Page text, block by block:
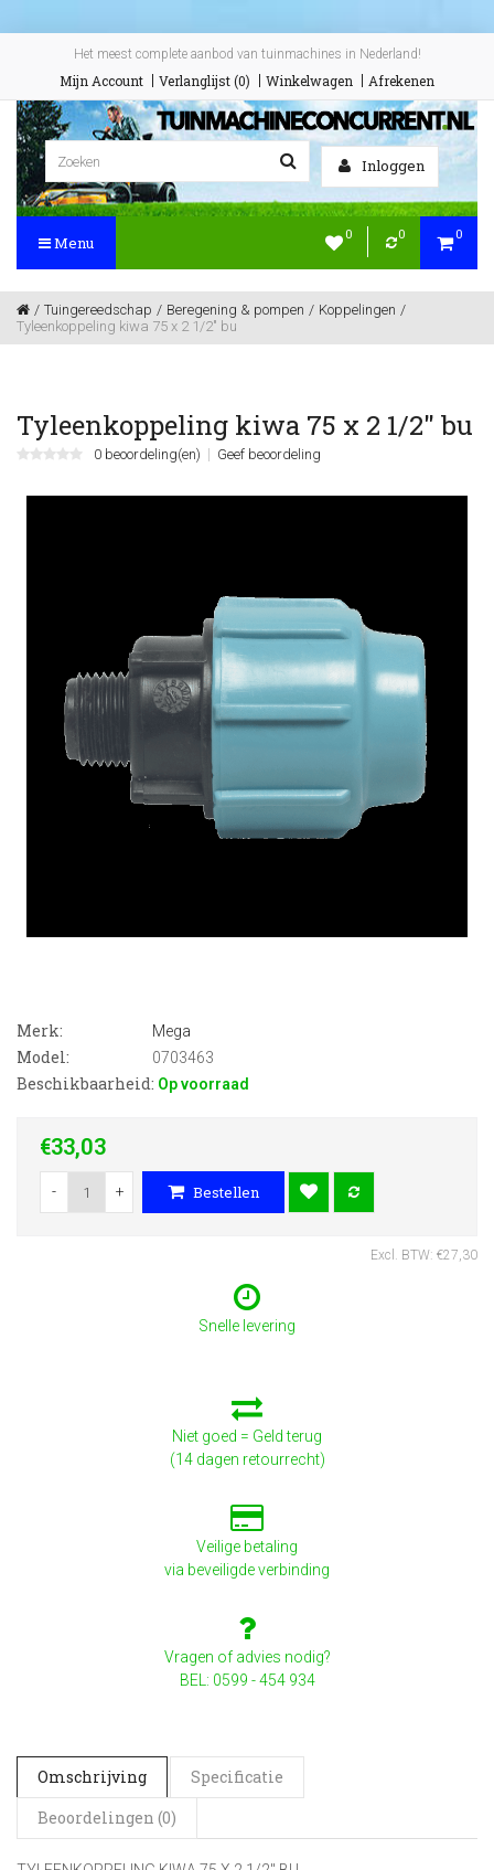
Het meest complete aanbod van tuinmachines in Nederland!
Mijn Account Verlanglijst (0) Winkelwagen Afrekenen
Inloggen
0 0 0
Menu
Tuingereedschap Beregening & pompen
Koppelingen
Tyleenkoppeling kiwa 75 x 2 1/2" bu
Tyleenkoppeling kiwa 75 x 2 1/2" bu
0 beoordeling(en) Geef beoordeling
Merk: Mega
Model: 0703463
Beschikbaarheid: Op voorraad
€33,03
- + Bestellen
Excl. BTW: €27,30
Snelle levering
Niet goed = Geld terug
(14 dagen retourrecht)
Veilige betaling
via beveiligde verbinding
Vragen of advies nodig?
BEL: 0599 - 454 934
Omschrijving
Specificatie
Beoordelingen (0)